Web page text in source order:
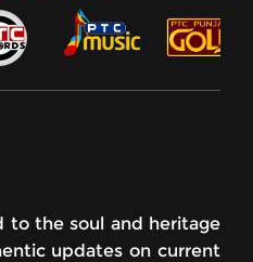
to the soul and heritage
updates on current